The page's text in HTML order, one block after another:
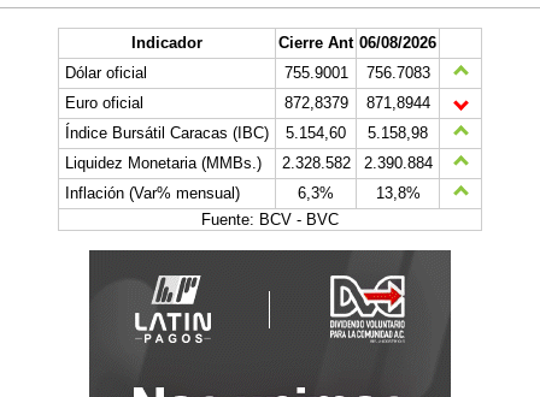
Indicador Cierre Ant 06/08/2026
Dólar oficial
755.9001
756.7083
Euro oficial
872,8379
871,8944
Índice Bursátil Caracas (IBC)
5.154,60
5.158,98
Liquidez Monetaria (MMBs.)
2.328.582
2.390.884
Inflación (Var% mensual)
6,3%
13,8%
Fuente: BCV - BVC